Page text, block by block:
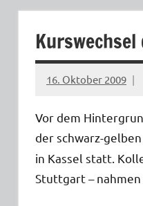
16. Oktober 2009
Ilja
Vor dem
der schwarz-
in Kassel statt.
Stuttgart –